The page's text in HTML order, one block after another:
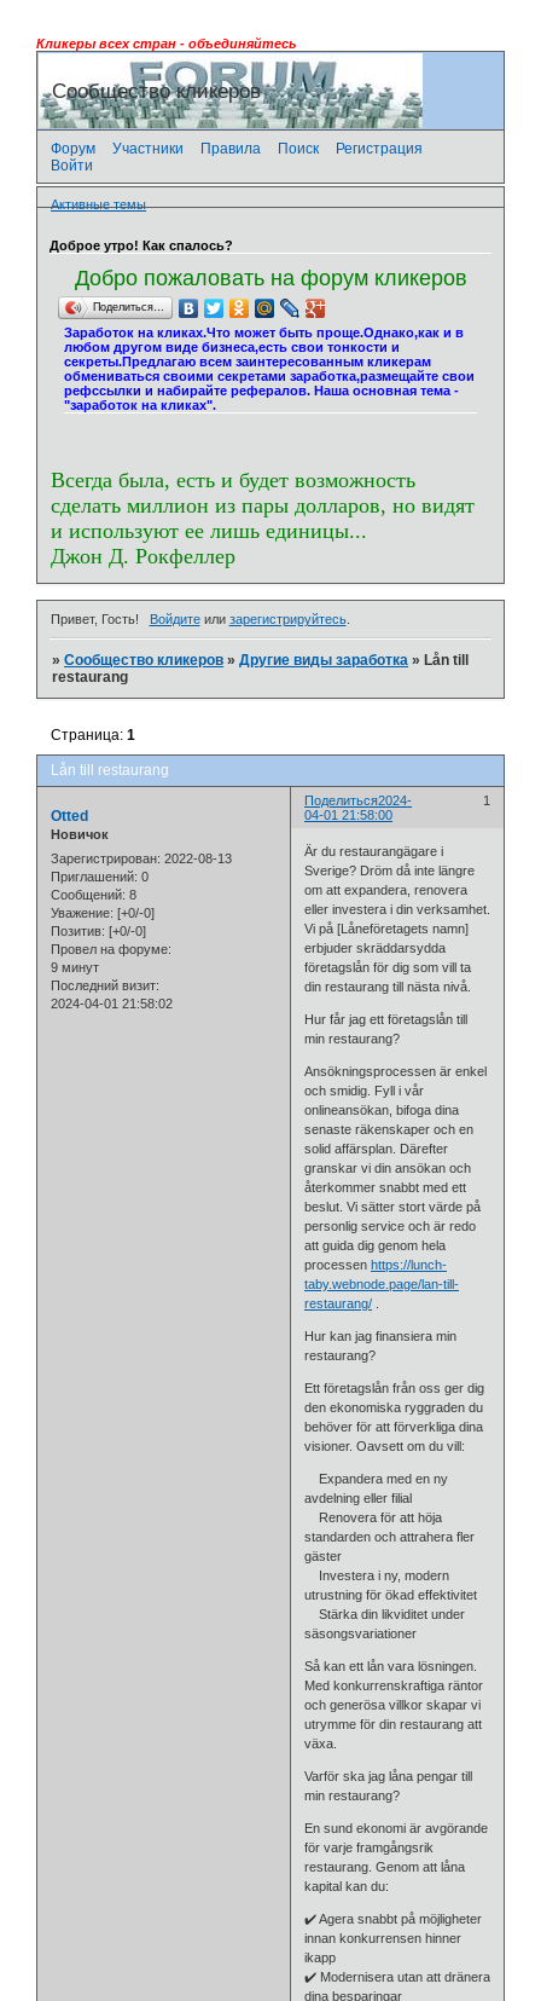
Кликеры всех стран - объединяйтесь
Сообщество кликеров
Форум Участники Правила Поиск
Регистрация
Войти
Активные темы
Доброе утро! Как спалось?
Добро пожаловать на форум кликеров
Поделиться…
Заработок на кликах.Что может быть проще.Однако,как и в
любом другом виде бизнеса,есть свои тонкости и
секреты.Предлагаю всем заинтересованным кликерам
обмениваться своими секретами заработка,размещайте свои
рефссылки и набирайте рефералов. Наша основная тема -
"заработок на кликах".
Всегда была, есть и будет возможность
сделать миллион из пары долларов, но видят
и используют ее лишь единицы...
Джон Д. Рокфеллер
Привет, Гость! Войдитеили зарегистрируйтесь.
»Сообщество кликеров »Другие виды заработка » Lån till
restaurang
Lån till restaurang
Страница:1
Поделиться 1
2024-
04-01 21:58:00
Otted
Новичок
Зарегистрирован: 2022-08-13
Приглашений: 0
Сообщений: 8
Уважение: [+0/-0]
Позитив: [+0/-0]
Провел на форуме:
9 минут
Последний визит:
2024-04-01 21:58:02
Är du restaurangägare i
Sverige? Dröm då inte längre
om att expandera, renovera
eller investera i din verksamhet.
Vi på [Låneföretagets namn]
erbjuder skräddarsydda
företagslån för dig som vill ta
din restaurang till nästa nivå.
Hur får jag ett företagslån till
min restaurang?
Ansökningsprocessen är enkel
och smidig. Fyll i vår
onlineansökan, bifoga dina
senaste räkenskaper och en
solid affärsplan. Därefter
granskar vi din ansökan och
återkommer snabbt med ett
beslut. Vi sätter stort värde på
personlig service och är redo
att guida dig genom hela
processenhttps://lunch-
taby.webnode.page/lan-till-
restaurang/
Hur kan jag finansiera min
restaurang?
Ett företagslån från oss ger dig
den ekonomiska ryggraden du
behöver för att förverkliga dina
visioner. Oavsett om du vill:
Expandera med en ny
avdelning eller filial
Renovera för att höja
standarden och attrahera fler
gäster
Investera i ny, modern
utrustning för ökad effektivitet
Stärka din likviditet under
säsongsvariationer
Så kan ett lån vara lösningen.
Med konkurrenskraftiga räntor
och generösa villkor skapar vi
utrymme för din restaurang att
växa.
Varför ska jag låna pengar till
min restaurang?
En sund ekonomi är avgörande
för varje framgångsrik
restaurang. Genom att låna
kapital kan du:
✔️ Agera snabbt på möjligheter
innan konkurrensen hinner
ikapp
✔️ Modernisera utan att dränera
dina besparingar